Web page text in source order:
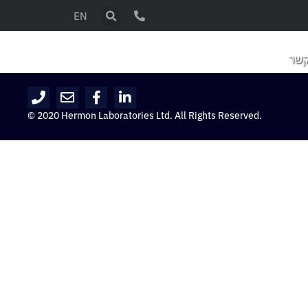
EN
© 2020 Hermon Laboratories Ltd. All Rights Reserved.